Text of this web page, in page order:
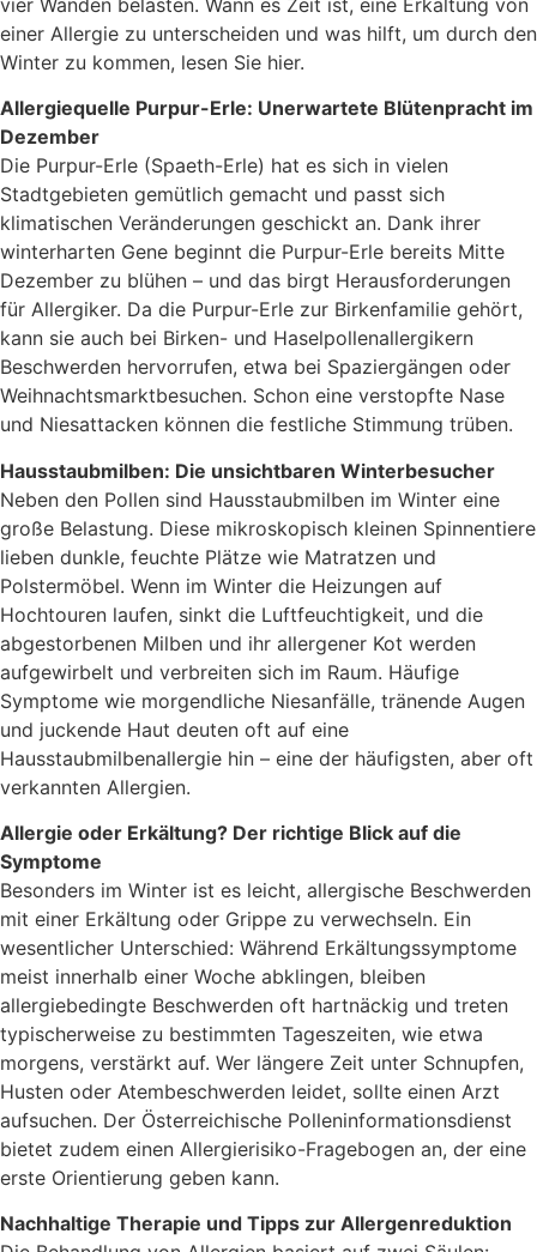
einer Allergie zu unterscheiden und was hilft, um durch den
Winter zu kommen, lesen Sie hier.
Allergiequelle Purpur-Erle: Unerwartete Blütenpracht im
Dezember
Die Purpur-Erle (Spaeth-Erle) hat es sich in vielen
Stadtgebieten gemütlich gemacht und passt sich
klimatischen Veränderungen geschickt an. Dank ihrer
winterharten Gene beginnt die Purpur-Erle bereits Mitte
Dezember zu blühen – und das birgt Herausforderungen
für Allergiker. Da die Purpur-Erle zur Birkenfamilie gehört,
kann sie auch bei Birken- und Haselpollenallergikern
Beschwerden hervorrufen, etwa bei Spaziergängen oder
Weihnachtsmarktbesuchen. Schon eine verstopfte Nase
und Niesattacken können die festliche Stimmung trüben.
Hausstaubmilben: Die unsichtbaren Winterbesucher
Neben den Pollen sind Hausstaubmilben im Winter eine
große Belastung. Diese mikroskopisch kleinen Spinnentiere
lieben dunkle, feuchte Plätze wie Matratzen und
Polstermöbel. Wenn im Winter die Heizungen auf
Hochtouren laufen, sinkt die Luftfeuchtigkeit, und die
abgestorbenen Milben und ihr allergener Kot werden
aufgewirbelt und verbreiten sich im Raum. Häufige
Symptome wie morgendliche Niesanfälle, tränende Augen
und juckende Haut deuten oft auf eine
Hausstaubmilbenallergie hin – eine der häufigsten, aber oft
verkannten Allergien.
Allergie oder Erkältung? Der richtige Blick auf die
Symptome
Besonders im Winter ist es leicht, allergische Beschwerden
mit einer Erkältung oder Grippe zu verwechseln. Ein
wesentlicher Unterschied: Während Erkältungssymptome
meist innerhalb einer Woche abklingen, bleiben
allergiebedingte Beschwerden oft hartnäckig und treten
typischerweise zu bestimmten Tageszeiten, wie etwa
morgens, verstärkt auf. Wer längere Zeit unter Schnupfen,
Husten oder Atembeschwerden leidet, sollte einen Arzt
aufsuchen. Der Österreichische Polleninformationsdienst
bietet zudem einen Allergierisiko-Fragebogen an, der eine
erste Orientierung geben kann.
Nachhaltige Therapie und Tipps zur Allergenreduktion